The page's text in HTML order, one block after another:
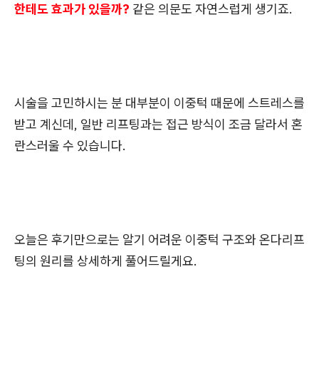
한테도 효과가 있을까? 같은 의문도 자연스럽게 생기죠.
시술을 고민하시는 분 대부분이 이중턱 때문에 스트레스를
받고 계신데, 일반 리프팅과는 접근 방식이 조금 달라서 혼
란스러울 수 있습니다.
오늘은 후기만으로는 알기 어려운 이중턱 구조와 온다리프
팅의 원리를 상세하게 풀어드릴게요.